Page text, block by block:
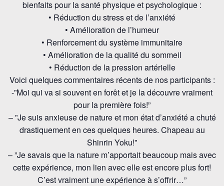
bienfaits pour la santé physique et psychologique :
• Réduction du stress et de l’anxiété
• Amélioration de l’humeur
• Renforcement du système immunitaire
• Amélioration de la qualité du sommeil
• Réduction de la pression artérielle
Voici quelques commentaires récents de nos participants :
-”Moi qui va si souvent en forêt et je la découvre vraiment
pour la première fois!”
– ”Je suis anxieuse de nature et mon état d’anxiété a chuté
drastiquement en ces quelques heures. Chapeau au
Shinrin Yoku!”
– ”Je savais que la nature m’apportait beaucoup mais avec
cette expérience, mon lien avec elle est encore plus fort!
C’est vraiment une expérience à s’offrir…”